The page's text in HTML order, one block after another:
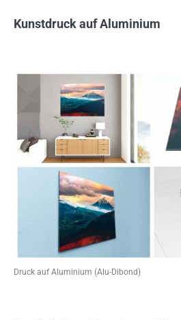
Kunstdruck auf Aluminium
Druck auf Aluminium (Alu-Dibond)